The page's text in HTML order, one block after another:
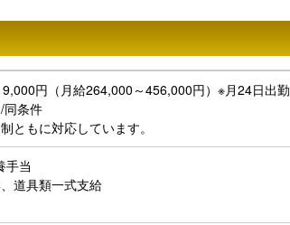
円（月給264,000～456,000円）※月24日出
同条件
ともに対応しています。
手当
道具類一式支給